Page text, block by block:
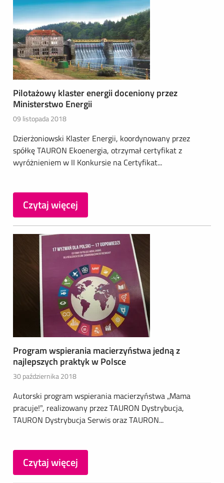
Pilotażowy klaster energii doceniony przez
Ministerstwo Energii
09 listopada 2018
Dzierżoniowski Klaster Energii, koordynowany przez
spółkę TAURON Ekoenergia, otrzymał certyfikat z
wyróżnieniem w II Konkursie na Certyfikat...
Czytaj więcej
Program wspierania macierzyństwa jedną z
najlepszych praktyk w Polsce
30 października 2018
Autorski program wspierania macierzyństwa „Mama
pracuje!”, realizowany przez TAURON Dystrybucja,
TAURON Dystrybucja Serwis oraz TAURON...
Czytaj więcej